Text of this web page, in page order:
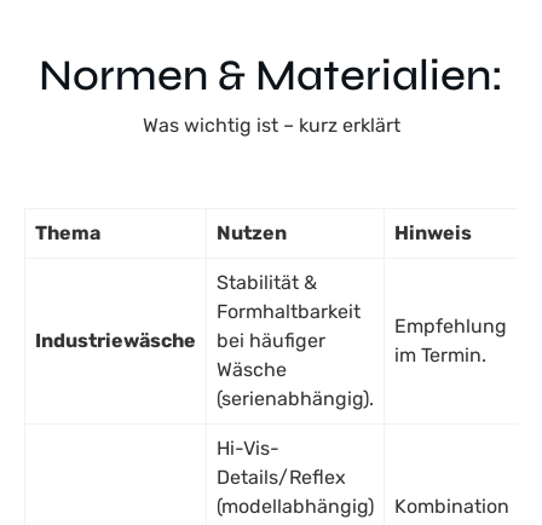
Normen & Materialien:
Was wichtig ist – kurz erklärt
Thema Nutzen Hinweis
Industriewäsche
Stabilität &
Formhaltbarkeit
bei häufiger
Wäsche
(serienabhängig).
Empfehlung
im Termin.
Hi-Vis-
Details/Reflex
(modellabhängig)
Kombination